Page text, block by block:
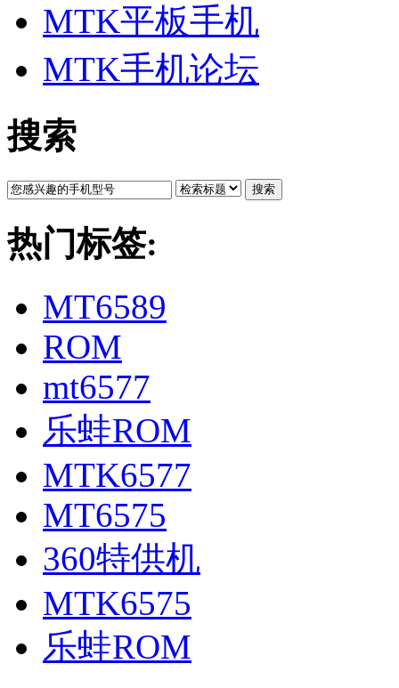
MTK平板手机
MTK手机论坛
搜索
搜索
热门标签:
MT6589
ROM
mt6577
乐蛙ROM
MTK6577
MT6575
360特供机
MTK6575
乐蛙ROM